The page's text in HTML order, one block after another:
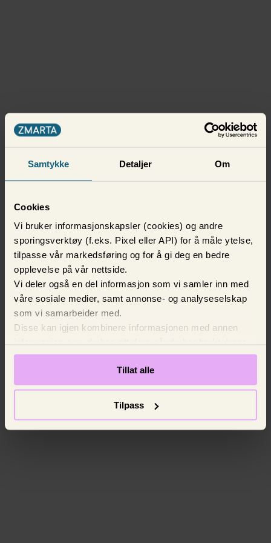
Samtykke Detaljer Om
Cookies
Vi bruker informasjonskapsler (cookies) og andre
sporingsverktøy (f.eks. Pixel eller API) for å måle ytelse,
tilpasse vår markedsføring og for å gi deg en bedre
opplevelse på vår nettside.
Vi deler også en del informasjon som vi samler inn med
våre sosiale medier, samt annonse- og analyseselskap
som vi samarbeider med.
Disse kan igjen kombinere informasjonen med annen
tjenester. Vi ber om ditt samtykke.
Tillat alle
Tilpass